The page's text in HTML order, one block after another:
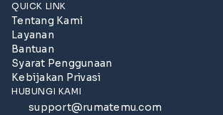
QUICK LINK
Tentang Kami
Layanan
Bantuan
Syarat Penggunaan
Kebijakan Privasi
HUBUNGI KAMI
support@rumatemu.com